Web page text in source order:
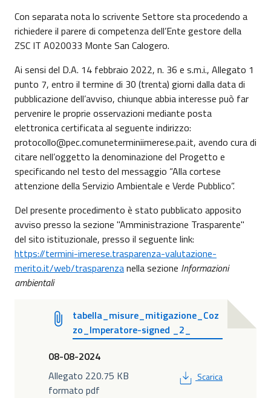
Con separata nota lo scrivente Settore sta procedendo a
richiedere il parere di competenza dell’Ente gestore della
ZSC IT A020033 Monte San Calogero.
Ai sensi del D.A. 14 febbraio 2022, n. 36 e s.m.i., Allegato 1
punto 7, entro il termine di 30 (trenta) giorni dalla data di
pubblicazione dell’avviso, chiunque abbia interesse può far
pervenire le proprie osservazioni mediante posta
elettronica certificata al seguente indirizzo:
protocollo@pec.comuneterminiimerese.pa.it, avendo cura di
citare nell’oggetto la denominazione del Progetto e
specificando nel testo del messaggio “Alla cortese
attenzione della Servizio Ambientale e Verde Pubblico”.
Del presente procedimento è stato pubblicato apposito
avviso presso la sezione "Amministrazione Trasparente"
del sito istituzionale, presso il seguente link:
https://termini-imerese.trasparenza-valutazione-
merito.it/web/trasparenzanella sezione Informazioni
ambientali
tabella_misure_mitigazione_Coz
zo_Imperatore-signed _2_
08-08-2024
Allegato 220.75 KB
formato pdf
PDF
Scarica